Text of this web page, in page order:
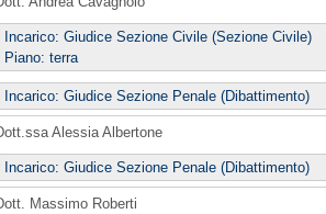
Incarico: Giudice Sezione Civile (Sezione Civile)
Piano: terra
Incarico: Giudice Sezione Penale (Dibattimento)
Alessia Albertone
Incarico: Giudice Sezione Penale (Dibattimento)
Massimo Roberti